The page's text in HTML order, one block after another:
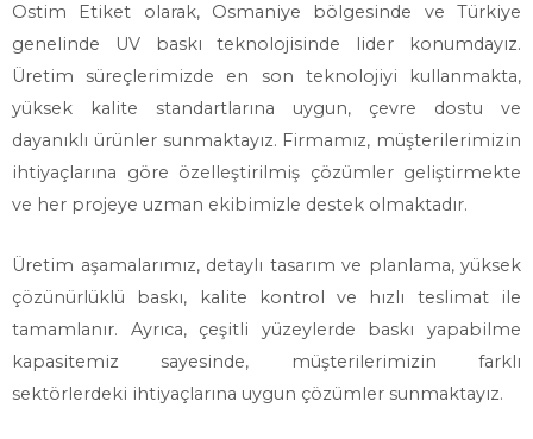
Ostim Etiket olarak, Osmaniye bölgesinde ve Türkiye
genelinde UV baskı teknolojisinde lider konumdayız.
Üretim süreçlerimizde en son teknolojiyi kullanmakta,
yüksek kalite standartlarına uygun, çevre dostu ve
dayanıklı ürünler sunmaktayız. Firmamız, müşterilerimizin
ihtiyaçlarına göre özelleştirilmiş çözümler geliştirmekte
ve her projeye uzman ekibimizle destek olmaktadır.
Üretim aşamalarımız, detaylı tasarım ve planlama, yüksek
çözünürlüklü baskı, kalite kontrol ve hızlı teslimat ile
tamamlanır. Ayrıca, çeşitli yüzeylerde baskı yapabilme
kapasitemiz sayesinde, müşterilerimizin farklı
sektörlerdeki ihtiyaçlarına uygun çözümler sunmaktayız.